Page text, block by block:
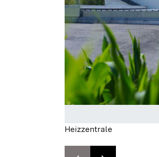
Heizzentrale